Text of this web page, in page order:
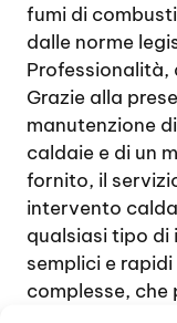
fumi di
dalle norme
Professionalità,
Grazie alla
manutenzione
caldaie e di un
fornito, il
intervento
qualsiasi tipo di
semplici e
complesse,